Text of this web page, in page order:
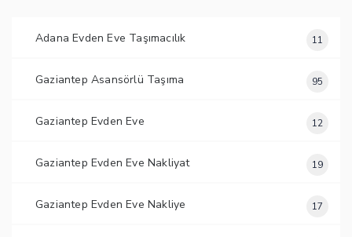
Adana Evden Eve Taşımacılık 11
Gaziantep Asansörlü Taşıma 95
Gaziantep Evden Eve 12
Gaziantep Evden Eve Nakliyat 19
Gaziantep Evden Eve Nakliye 17